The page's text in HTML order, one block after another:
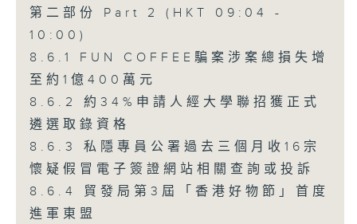
第二部份 Part 2 (HKT 09:04 -
10:00)
8.6.1 FUN COFFEE騙案涉案總損失增
至約1億400萬元
8.6.2 約34%申請人經大學聯招獲正式
遴選取錄資格
8.6.3 私隱專員公署過去三個月收16宗
懷疑假冒電子簽證網站相關查詢或投訴
8.6.4 貿發局第3屆「香港好物節」首度
進軍東盟